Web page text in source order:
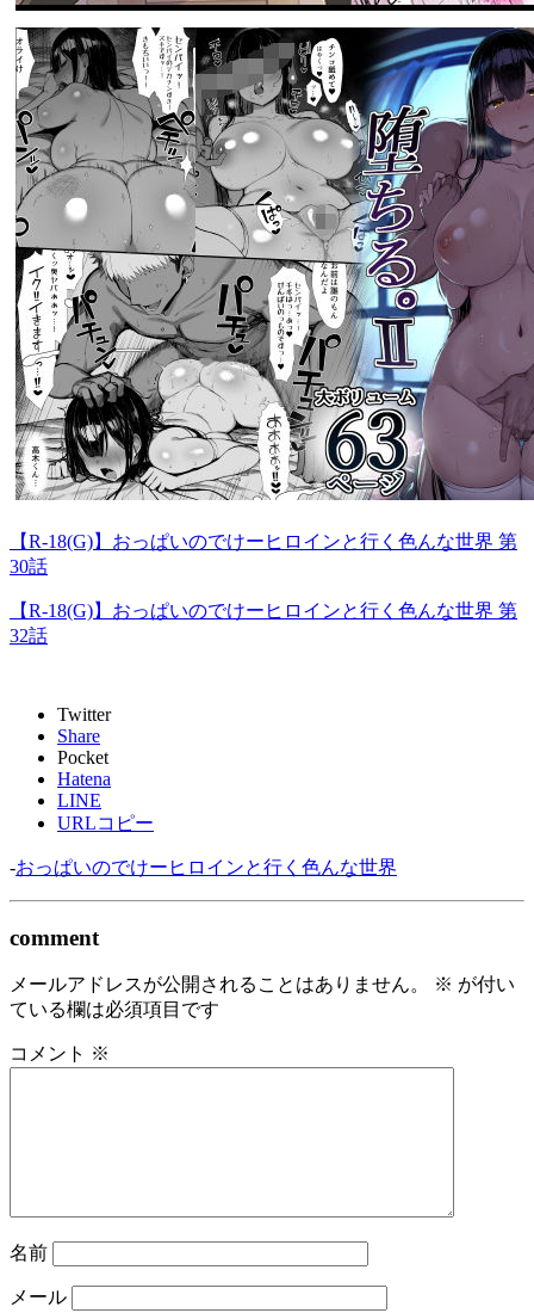
【R-18(G)】おっぱいのでけーヒロインと行く色んな世界 第
30話
【R-18(G)】おっぱいのでけーヒロインと行く色んな世界 第
32話
Twitter
Share
Pocket
Hatena
LINE
URLコピー
-おっぱいのでけーヒロインと行く色んな世界
comment
メールアドレスが公開されることはありません。 ※ が付い
ている欄は必須項目です
コメント ※
名前
メール